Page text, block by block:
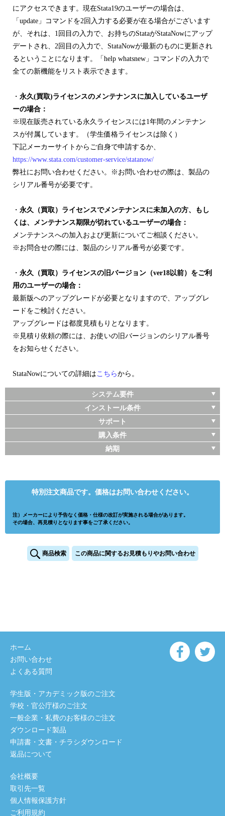
にアクセスできます。現在Stata19のユーザーの場合は、
「update」コマンドを2回入力する必要が在る場合がございます
が、それは、1回目の入力で、お持ちのStataがStataNowにアップ
デートされ、2回目の入力で、StataNowが最新のものに更新され
るということになります。「help whatsnew」コマンドの入力で
全ての新機能をリスト表示できます。
・ 永久(買取)ライセンスのメンテナンスに加入しているユーザ
ーの場合：
※現在販売されている永久ライセンスには1年間のメンテナン
スが付属しています。（学生価格ライセンスは除く）
下記メーカーサイトからご自身で申請するか、
https://www.stata.com/customer-service/statanow/
弊社にお問い合わせください。※お問い合わせの際は、製品の
シリアル番号が必要です。
・ 永久（買取）ライセンスでメンテナンスに未加入の方、もし
くは、メンテナンス期限が切れているユーザーの場合：
メンテナンスへの加入および更新についてご相談ください。
※お問合せの際には、製品のシリアル番号が必要です。
・ 永久（買取）ライセンスの旧バージョン（ver18以前）をご利
用のユーザーの場合：
最新版へのアップグレードが必要となりますので、アップグレ
ードをご検討ください。
アップグレードは都度見積もりとなります。
※見積り依頼の際には、お使いの旧バージョンのシリアル番号
をお知らせください。
StataNowについての詳細はこちらから。
システム要件
インストール条件
サポート
購入条件
納期
特別注文商品です。価格はお問い合わせください。
注）メーカーにより予告なく価格・仕様の改訂が実施される場合があります。
その場合、再見積りとなります事をご了承ください。
商品検索 この商品に関するお見積もりやお問い合わせ
ホーム
お問い合わせ
よくある質問
学生版・アカデミック版のご注文
学校・官公庁様のご注文
一般企業・私費のお客様のご注文
ダウンロード製品
申請書・文書・チラシダウンロード
返品について
会社概要
取引先一覧
個人情報保護方針
ご利用規約